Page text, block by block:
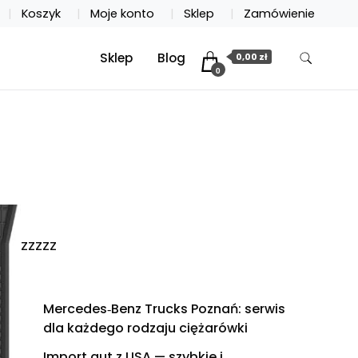
Koszyk Moje konto Sklep Zamówienie
Sklep Blog
0
0,00 zł
zzzzz
Mercedes‑Benz Trucks Poznań: serwis
dla każdego rodzaju ciężarówki